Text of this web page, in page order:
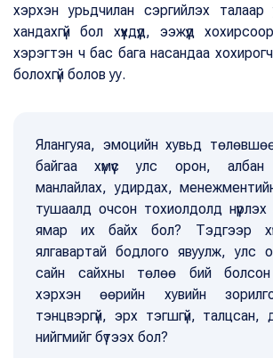
хэрхэн урьдчилан сэргийлэх талаар
хандахгүй бол хүүхдүүд, ээжүүд
хэрэгтэн ч бас бага насандаа
болохгүй болов уу.
Ялангуяа, эмоцийн хувьд
байгаа хүмүүс улс орон, албан
манлайлах, удирдах,
тушаалд очсон тохиолдолд
ямар их байх бол? Тэдгээр
ялгавартай бодлого явуулж, улс
сайн сайхны төлөө бий болсон
хэрхэн өөрийн хувийн
тэнцвэргүй, эрх тэгшгүй, талцсан,
нийгмийг бүтээх бол?